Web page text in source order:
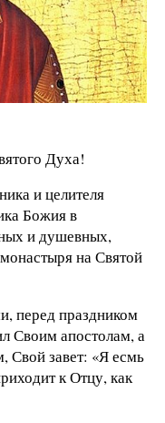
Духа!
и целителя
Божия в
и душевных,
на Святой
перед праздником
Своим апостолам, а
Свой завет: «Я есмь
к Отцу, как